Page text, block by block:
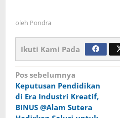
oleh Pondra
Ikuti Kami Pada
Navigasi
pos
Pos sebelumnya
Keputusan Pendidikan
di Era Industri Kreatif,
BINUS @Alam Sutera